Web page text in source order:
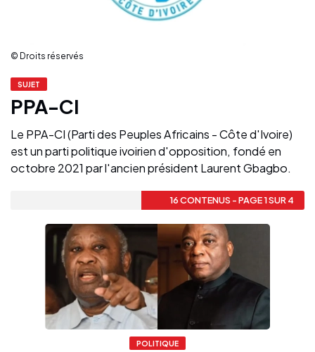
© Droits réservés
SUJET
PPA-CI
Le PPA-CI (Parti des Peuples Africains - Côte d'Ivoire)
est un parti politique ivoirien d'opposition, fondé en
octobre 2021 par l'ancien président Laurent Gbagbo.
16 CONTENUS - PAGE 1 SUR 4
POLITIQUE